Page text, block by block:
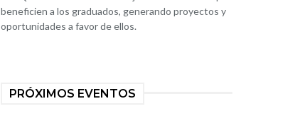
beneficien a los graduados, generando proyectos y
oportunidades a favor de ellos.
PRÓXIMOS EVENTOS